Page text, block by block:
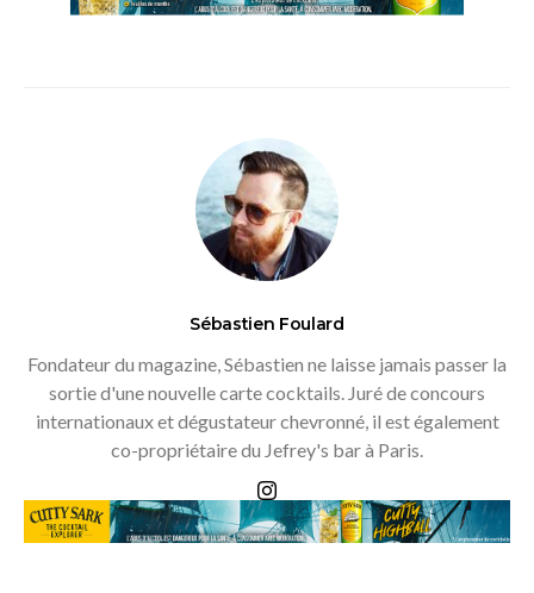
Sébastien Foulard
Fondateur du magazine, Sébastien ne laisse jamais passer la
sortie d'une nouvelle carte cocktails. Juré de concours
internationaux et dégustateur chevronné, il est également
co-propriétaire du Jefrey's bar à Paris.